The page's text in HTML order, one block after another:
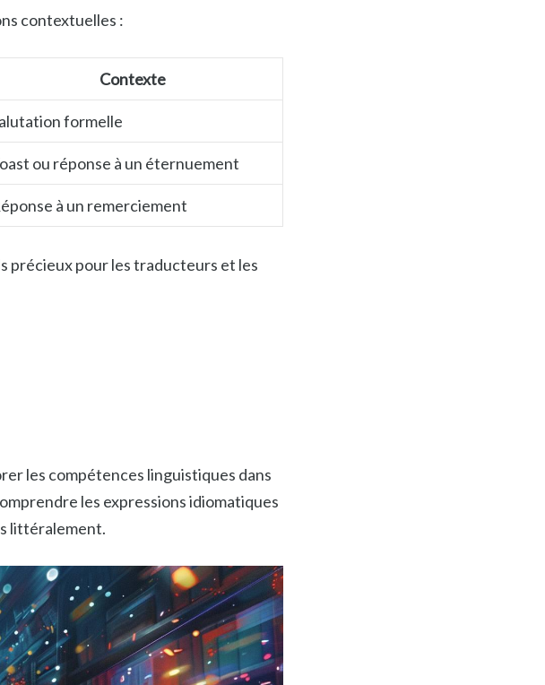
contextuelles :
Contexte
formelle
ou réponse à un éternuement
à un remerciement
précieux pour les traducteurs et les
les compétences linguistiques dans
les expressions idiomatiques
littéralement.